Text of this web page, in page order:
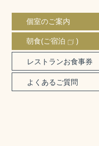
個室のご案内
朝食(ご宿泊 )
レストランお食事券
よくあるご質問